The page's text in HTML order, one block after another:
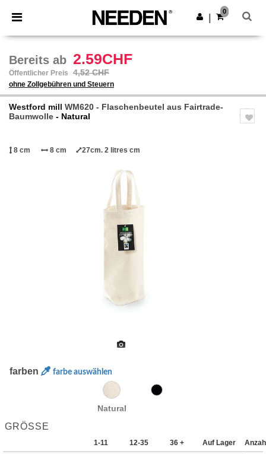
× Needen App
Bessere Preise in der App!
App holen
0
Bereits ab 2.59CHF
Öffentlicher Preis 4,52 CHF
ohne Zollgebühren und Steuern
Westford mill WM620 - Flaschenbeutel aus Fairtrade-
Baumwolle - Natural
8 cm 8 cm 27cm. 2 litres cm
farben farbe auswählen
Natural
GRÖSSE
1-11 12-35 36 + Auf Lager